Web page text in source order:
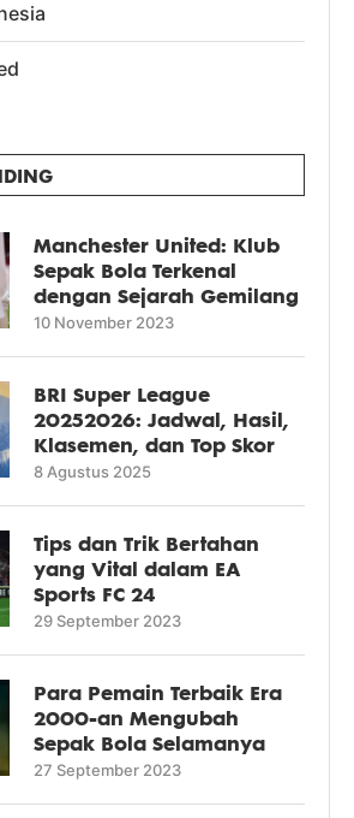
Manchester United: Klub
Sepak Bola Terkenal
dengan Sejarah Gemilang
10 November 2023
BRI Super League
20252026: Jadwal, Hasil,
Klasemen, dan Top Skor
8 Agustus 2025
Tips dan Trik Bertahan
yang Vital dalam EA
Sports FC 24
29 September 2023
Para Pemain Terbaik Era
2000-an Mengubah
Sepak Bola Selamanya
27 September 2023